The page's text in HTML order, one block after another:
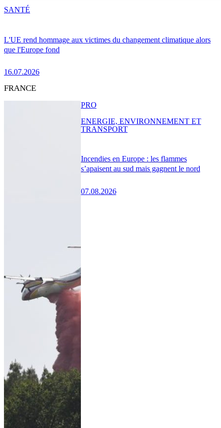
L'UE rend hommage aux victimes du changement climatique alors
que l'Europe fond
16.07.2026
SANTÉ
FRANCE
Incendies en Europe : les flammes
s’apaisent au sud mais gagnent le nord
07.08.2026
PRO
ENERGIE, ENVIRONNEMENT ET
TRANSPORT